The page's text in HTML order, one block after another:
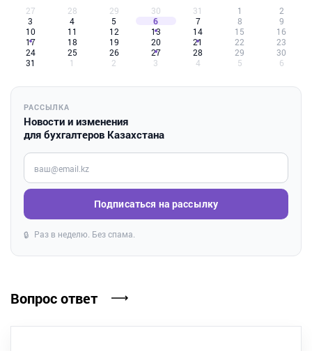
27 28 29 30 31 1
2
3
4 5 6 7 8
9
10
11 12 13 14 15
16
17
18 19 20 21 22
23
24
25 26 27 28 29
30
31
1 2 3 4 5 6
РАССЫЛКА
Новости и изменения
для бухгалтеров Казахстана
Введите ваш e-mail
Подписаться на рассылку
🔒 Раз в неделю. Без спама.
Вопрос ответ